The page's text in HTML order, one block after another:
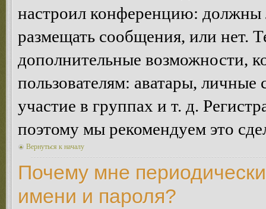
настроил конференцию: должны
размещать сообщения, или нет.
дополнительные возможности,
пользователям: аватары,
участие в группах и т. д.
поэтому мы рекомендуем это
Вернуться к началу
Почему мне
имени и пароля?